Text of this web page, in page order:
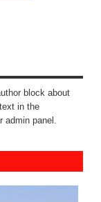
block about
in the
panel.